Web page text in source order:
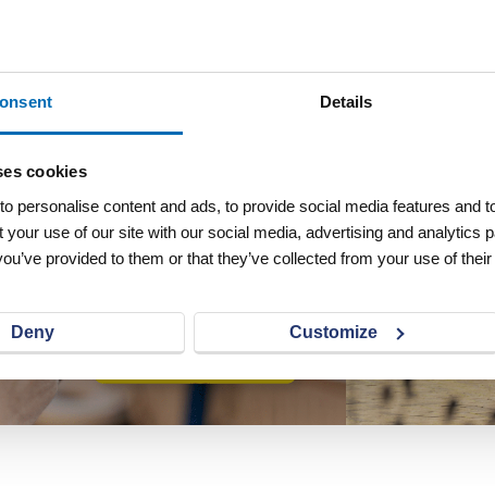
Details
cookies
personalise content and ads, to provide social media features and
your use of our site with our social media, advertising and analytics
provided to them or that they’ve collected from your use of
Deny Customize